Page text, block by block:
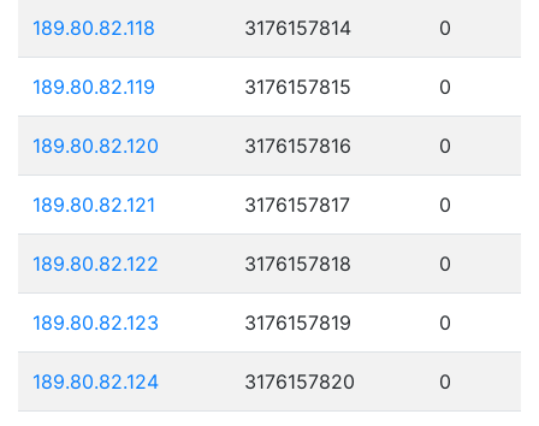
189.80.82.118 3176157814 0
189.80.82.119 3176157815 0
189.80.82.120 3176157816 0
189.80.82.121 3176157817 0
189.80.82.122 3176157818 0
189.80.82.123 3176157819 0
189.80.82.124 3176157820 0